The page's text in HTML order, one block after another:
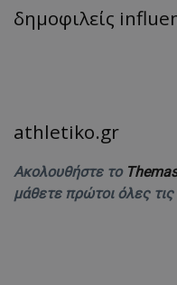
δημοφιλείς
athletiko.gr
Ακολουθήστε το
μάθετε πρώτοι όλες τις